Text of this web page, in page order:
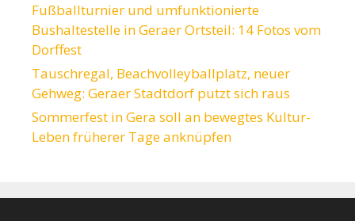
Fußballturnier und umfunktionierte
Bushaltestelle in Geraer Ortsteil: 14 Fotos vom
Dorffest
Tauschregal, Beachvolleyballplatz, neuer
Gehweg: Geraer Stadtdorf putzt sich raus
Sommerfest in Gera soll an bewegtes Kultur-
Leben früherer Tage anknüpfen